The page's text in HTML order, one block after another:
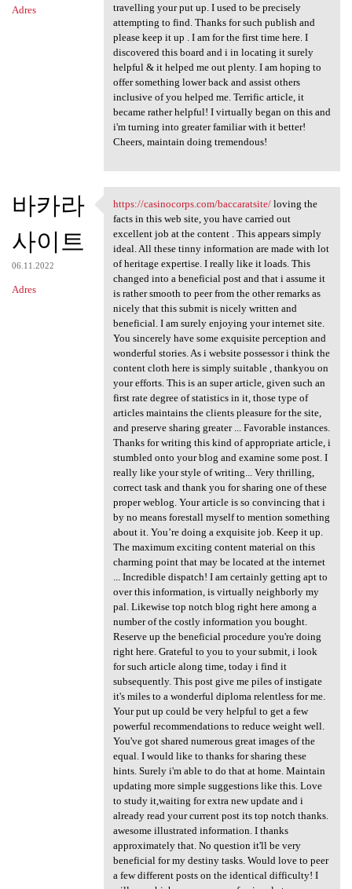
Adres
travelling your put up. I used to be precisely
attempting to find. Thanks for such publish and
please keep it up . I am for the first time here. I
discovered this board and i in locating it surely
helpful & it helped me out plenty. I am hoping to
offer something lower back and assist others
inclusive of you helped me. Terrific article, it
became rather helpful! I virtually began on this and
i'm turning into greater familiar with it better!
Cheers, maintain doing tremendous!
바카라
사이트
06.11.2022
Adres
https://casinocorps.com
https://casinocorps.com/baccaratsite/loving the
facts in this web site, you have carried out
excellent job at the content . This appears simply
ideal. All these tinny information are made with lot
of heritage expertise. I really like it loads. This
changed into a beneficial post and that i assume it
is rather smooth to peer from the other remarks as
nicely that this submit is nicely written and
beneficial. I am surely enjoying your internet site.
You sincerely have some exquisite perception and
wonderful stories. As i website possessor i think the
content cloth here is simply suitable , thankyou on
your efforts. This is an super article, given such an
first rate degree of statistics in it, those type of
articles maintains the clients pleasure for the site,
and preserve sharing greater ... Favorable instances.
Thanks for writing this kind of appropriate article, i
stumbled onto your blog and examine some post. I
really like your style of writing... Very thrilling,
correct task and thank you for sharing one of these
proper weblog. Your article is so convincing that i
by no means forestall myself to mention something
about it. You’re doing a exquisite job. Keep it up.
The maximum exciting content material on this
charming point that may be located at the internet
... Incredible dispatch! I am certainly getting apt to
over this information, is virtually neighborly my
pal. Likewise top notch blog right here among a
number of the costly information you bought.
Reserve up the beneficial procedure you're doing
right here. Grateful to you to your submit, i look
for such article along time, today i find it
subsequently. This post give me piles of instigate
it's miles to a wonderful diploma relentless for me.
Your put up could be very helpful to get a few
powerful recommendations to reduce weight well.
You've got shared numerous great images of the
equal. I would like to thanks for sharing these
hints. Surely i'm able to do that at home. Maintain
updating more simple suggestions like this. Love
to study it,waiting for extra new update and i
already read your current post its top notch thanks.
awesome illustrated information. I thanks
approximately that. No question it'll be very
beneficial for my destiny tasks. Would love to peer
a few different posts on the identical difficulty! I